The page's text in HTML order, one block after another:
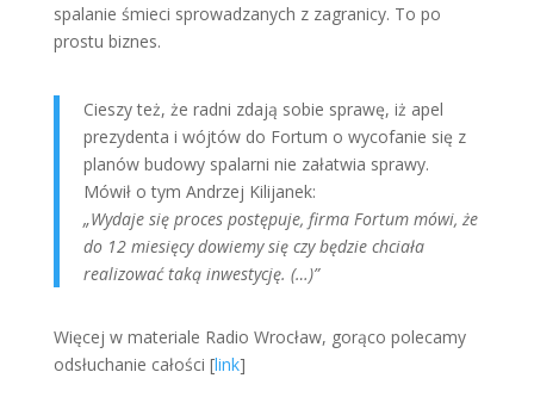
spalanie śmieci sprowadzanych z zagranicy. To po
prostu biznes.
Cieszy też, że radni zdają sobie sprawę, iż apel
prezydenta i wójtów do Fortum o wycofanie się z
planów budowy spalarni nie załatwia sprawy.
Mówił o tym Andrzej Kilijanek:
„Wydaje się proces postępuje, firma Fortum mówi, że
do 12 miesięcy dowiemy się czy będzie chciała
realizować taką inwestycję. (…)”
Więcej w materiale Radio Wrocław, gorąco polecamy
odsłuchanie całości [link]